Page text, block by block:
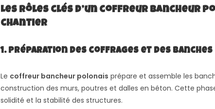
Les rôles clés d’un coffreur bancheur
chantier
1. Préparation des coffrages et des banches
Le coffreur bancheur polonais prépare et assemble les
construction des murs, poutres et dalles en béton. Cette
solidité et la stabilité des structures.